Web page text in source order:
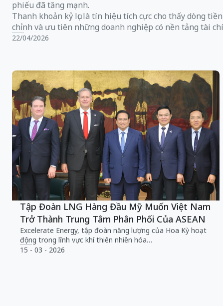
phiếu đã tăng mạnh.
Thanh khoản kỷ lục là tín hiệu tích cực cho thấy dòng
chỉnh và ưu tiên những doanh nghiệp có nền tảng tài
22/04/2026
Tập Đoàn LNG Hàng Đầu Mỹ Muốn Việt Nam
Trở Thành Trung Tâm Phân Phối Của ASEAN
Excelerate Energy, tập đoàn năng lượng của Hoa Kỳ hoạt
động trong lĩnh vực khí thiên nhiên hóa…
15 - 03 - 2026